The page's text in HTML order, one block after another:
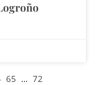
65 … 72